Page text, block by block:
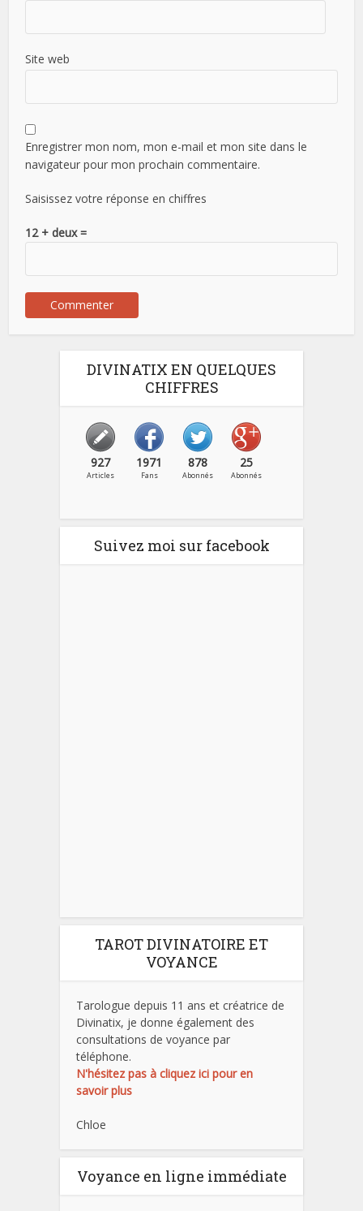
Site web
Enregistrer mon nom, mon e-mail et mon site dans le
navigateur pour mon prochain commentaire.
Saisissez votre réponse en chiffres
12 + deux =
DIVINATIX EN QUELQUES
CHIFFRES
927
Articles
1971
Fans
878
Abonnés
25
Abonnés
Suivez moi sur facebook
TAROT DIVINATOIRE ET
VOYANCE
Tarologue depuis 11 ans et créatrice de
Divinatix, je donne également des
consultations de voyance par
téléphone.
N'hésitez pas à cliquez ici pour en
savoir plus
Chloe
Voyance en ligne immédiate